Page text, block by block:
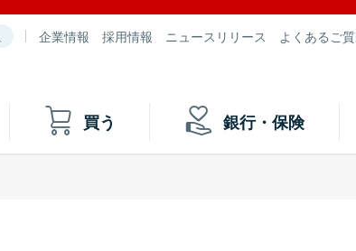
企業情報 採用情報 ニュースリリース よくあるご
買う 銀行・保険